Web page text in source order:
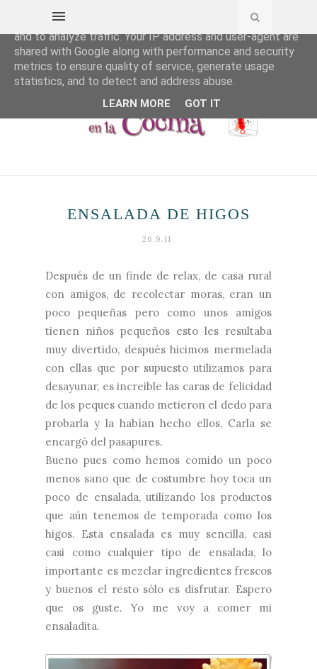
ENSALADA DE HIGOS
26.9.11
Después de un finde de relax, de casa rural
con amigos, de recolectar moras, eran un
poco pequeñas pero como unos amigos
tienen niños pequeños esto les resultaba
muy divertido, después hicimos mermelada
con ellas que por supuesto utilizamos para
desayunar, es increible las caras de felicidad
de los peques cuando metieron el dedo para
probarla y la habían hecho ellos, Carla se
encargó del pasapures.
Bueno pues como hemos comido un poco
menos sano que de costumbre hoy toca un
poco de ensalada, utilizando los productos
que aún tenemos de temporada como los
higos. Esta ensalada es muy sencilla, casi
casi como cualquier tipo de ensalada, lo
importante es mezclar ingredientes frescos
y buenos el resto sólo es disfrutar. Espero
que os guste. Yo me voy a comer mi
ensaladita.
This site uses cookies from Google to deliver its services
and to analyze traffic. Your IP address and user-agent are
shared with Google along with performance and security
metrics to ensure quality of service, generate usage
statistics, and to detect and address abuse.
LEARN MORE GOT IT